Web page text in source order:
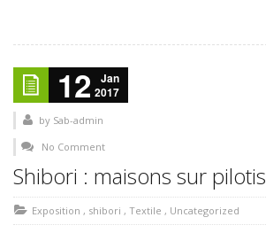
12
Jan
2017
by Sab-admin
No Comment
Shibori : maisons sur pilotis
Exposition , shibori , Textile , Uncategorized